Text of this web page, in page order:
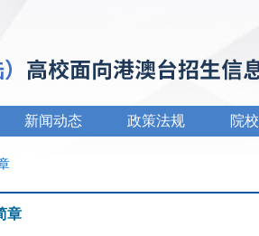
新闻动态 政策法规 院
章